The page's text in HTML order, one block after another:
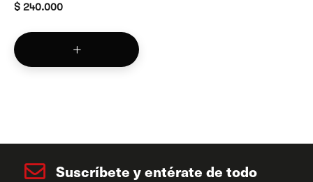
$ 240.000
Suscríbete y entérate de todo